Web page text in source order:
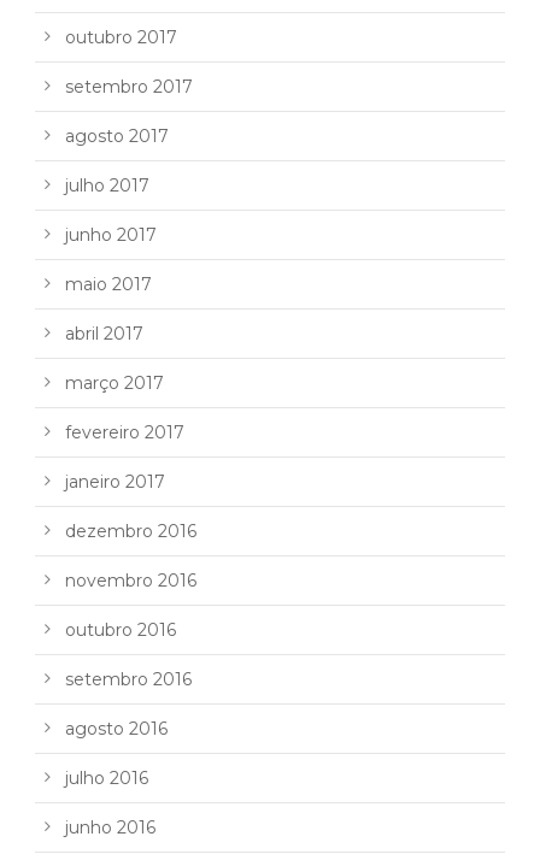
outubro 2017
setembro 2017
agosto 2017
julho 2017
junho 2017
maio 2017
abril 2017
março 2017
fevereiro 2017
janeiro 2017
dezembro 2016
novembro 2016
outubro 2016
setembro 2016
agosto 2016
julho 2016
junho 2016